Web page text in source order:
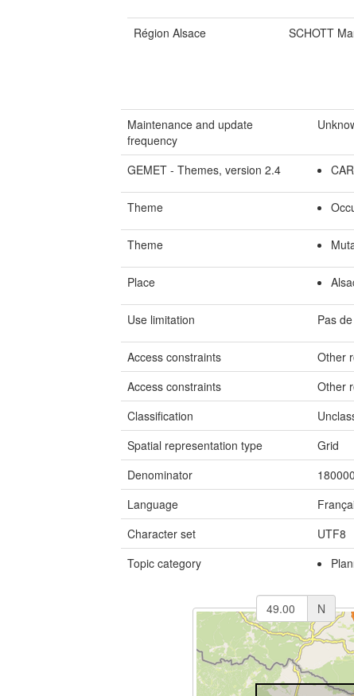
Région Alsace
SCHOTT
Maintenance and update
frequency
GEMET - Themes, version 2.4
Theme
Theme
Place
Use limitation Pas
Access constraints
Other
Access constraints
Other
Classification
Spatial representation type
Grid
Denominator
180000
Language
Character set
UTF8
Topic category
N